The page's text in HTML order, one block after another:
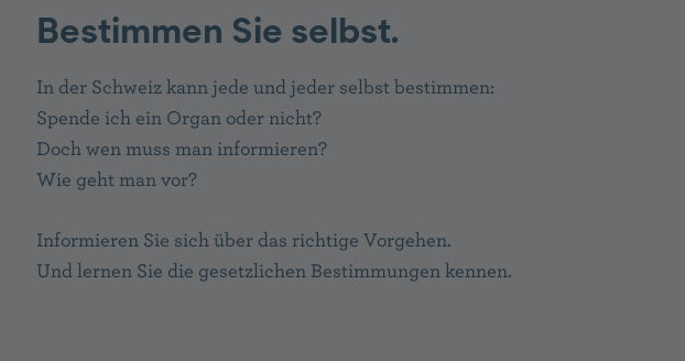
Bestimmen Sie selbst.
In der Schweiz kann jede und jeder selbst bestimmen:
Spende ich ein Organ oder nicht?
Doch wen muss man informieren?
Wie geht man vor?
Informieren Sie sich über das richtige Vorgehen.
Und lernen Sie die gesetzlichen Bestimmungen kennen.